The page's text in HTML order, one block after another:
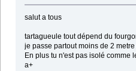
salut a tous
tartagueule tout dépend du
je passe partout moins de 2 metre
En plus tu n'est pas isolé comme
a+